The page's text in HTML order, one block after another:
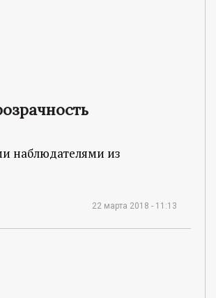
наблюдателями из
22 марта 2018 - 11:13